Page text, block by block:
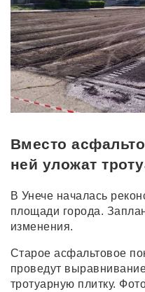
Вместо
ней уложат
В Унече началась
площади города.
изменения.
Старое асфальтовое
проведут
тротуарную плитку.